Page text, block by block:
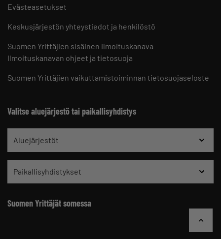
Evästeasetukset
Keskusjärjestön yhteystiedot ja henkilöstö
Suomen Yrittäjien sisäinen ilmoituskanava
Ilmoituskanavan ohjeet ja tietosuoja
Suomen Yrittäjien vaikuttamistoiminnan tietosuojaseloste
Valitse aluejärjestö tai paikallisyhdistys
Aluejärjestöt
Paikallisyhdistykset
Suomen Yrittäjät somessa